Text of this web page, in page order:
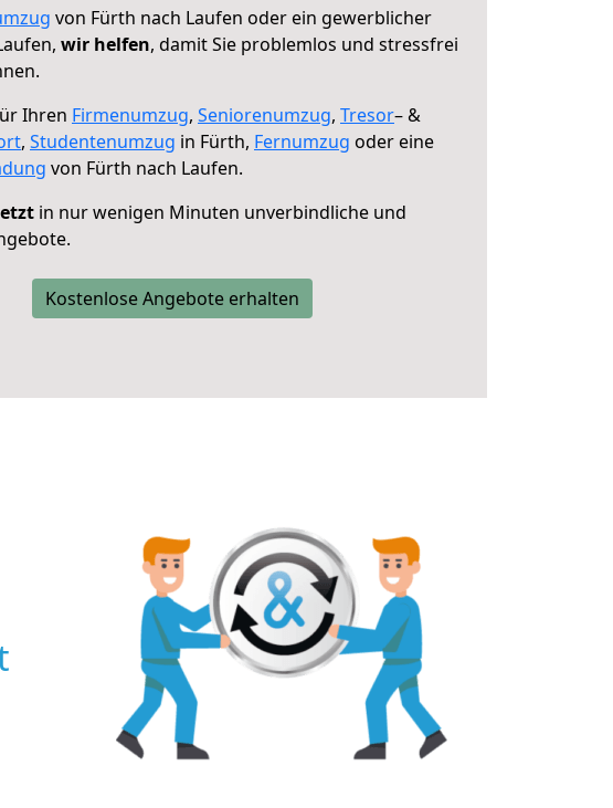
von Fürth nach Laufen oder ein gewerblicher
wir helfen, damit Sie problemlos und stressfrei
Ihren Firmenumzug, Seniorenumzug, Tresor– &
, Studentenumzug in Fürth, Fernumzug oder eine
von Fürth nach Laufen.
in nur wenigen Minuten unverbindliche und
Kostenlose Angebote erhalten